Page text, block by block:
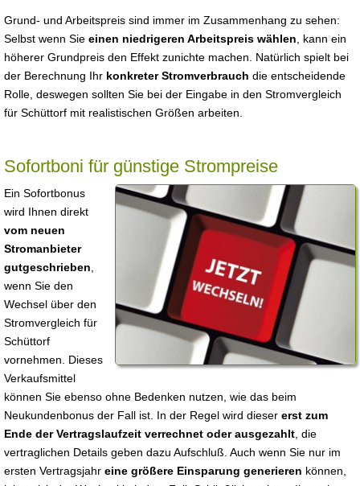
Grund- und Arbeitspreis sind immer im Zusammenhang zu sehen:
Selbst wenn Sie einen niedrigeren Arbeitspreis wählen , kann ein
höherer Grundpreis den Effekt zunichte machen. Natürlich spielt bei
der Berechnung Ihr konkreter Stromverbrauch die entscheidende
Rolle, deswegen sollten Sie bei der Eingabe in den Stromvergleich
für Schüttorf mit realistischen Größen arbeiten.
Sofortboni für günstige Strompreise
Ein Sofortbonus
wird Ihnen direkt
vom neuen
Stromanbieter
gutgeschrieben
wenn Sie den
Wechsel über den
Stromvergleich für
Schüttorf
vornehmen. Dieses
Verkaufsmittel
können Sie ebenso ohne Bedenken nutzen, wie das beim
Neukundenbonus der Fall ist. In der Regel wird dieser erst zum
Ende der Vertragslaufzeit verrechnet oder ausgezahlt , die
vertraglichen Details geben dazu Aufschluß. Auch wenn Sie nur im
ersten Vertragsjahr eine größere Einsparung generieren können,